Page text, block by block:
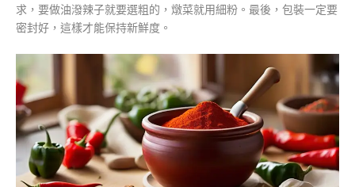
求，要做油潑辣子就要選粗的，燉菜就用細粉。最後，包裝一定要
密封好，這樣才能保持新鮮度。